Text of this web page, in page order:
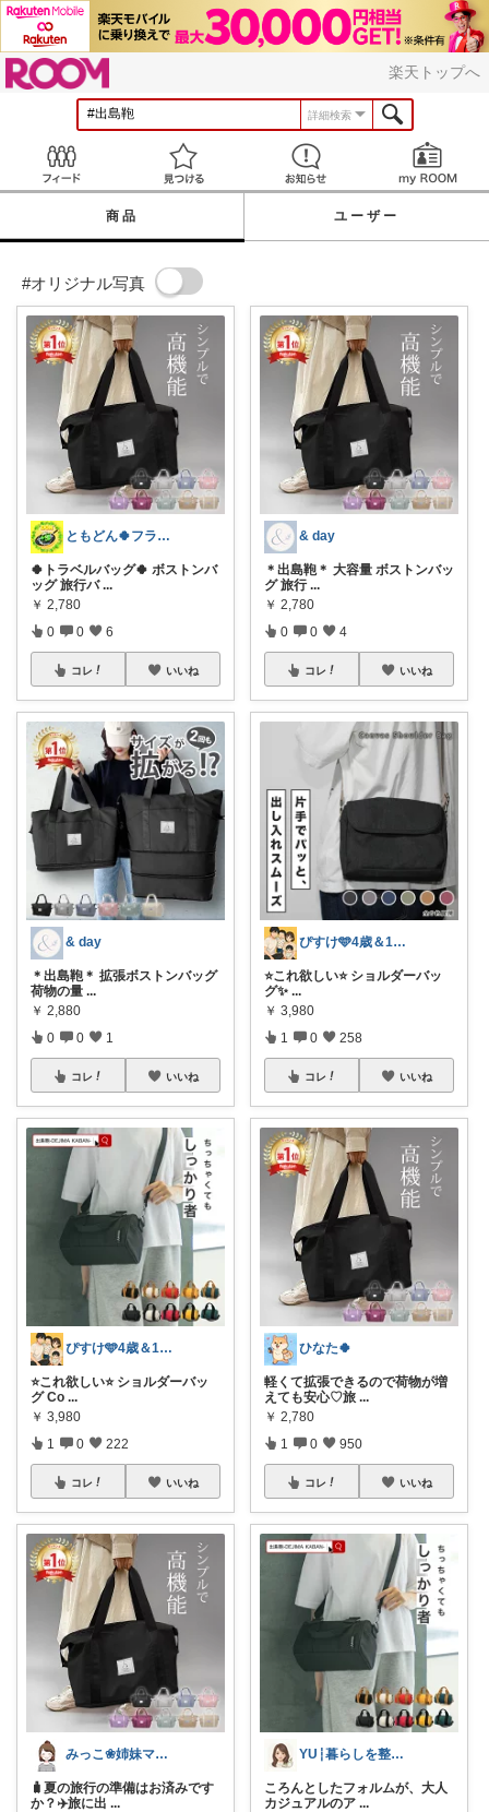
楽天トップへ
詳細検索
見つける お知らせ
商品 ユーザー
#オリジナル写真
ともどん🍀フライパン料理ある暮らし🍳
🍀トラベルバッグ🍀 ボストンバ
ッグ 旅行バ ...
￥ 2,780
0 0 6
コレ いいね
& day
＊出島鞄＊ 拡張ボストンバッグ
荷物の量 ...
￥ 2,880
0 0 1
コレ いいね
ぴすけ🩵4歳＆1歳ママの愛用品
⭐️これ欲しい⭐️ ショルダーバッ
グ Co ...
￥ 3,980
1 0 222
コレ いいね
みっこ❀姉妹ママ👭
🧳夏の旅行の準備はお済みです
か？✈️旅に出 ...
& day
＊出島鞄＊ 大容量 ボストンバッ
グ 旅行 ...
￥ 2,780
0 0 4
コレ いいね
ぴすけ🩵4歳＆1歳ママの愛用品
⭐️これ欲しい⭐️ ショルダーバッ
グ✨ ...
￥ 3,980
1 0 258
コレ いいね
ひなた🍀
軽くて拡張できるので荷物が増
えても安心♡旅 ...
￥ 2,780
1 0 950
コレ いいね
YU┆暮らしを整えるもの
ころんとしたフォルムが、大人
カジュアルのア ...